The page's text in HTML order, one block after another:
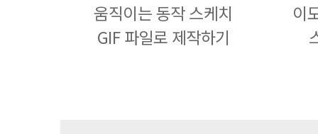
움직이는 동작 스케치
GIF 파일로 제작하기
이